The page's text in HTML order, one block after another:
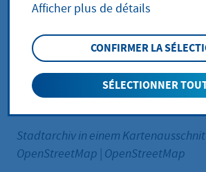
Stadtarchiv in einem
OpenStreetMap | OpenStreetMap
n
s
Afficher plus de détails
CONFIRMER LA
SÉLECTIONNER